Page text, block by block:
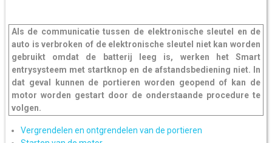
Als de communicatie tussen de elektronische sleutel en de
auto is verbroken of de elektronische sleutel niet kan worden
gebruikt omdat de batterij leeg is, werken het Smart
entrysysteem met startknop en de afstandsbediening niet. In
dat geval kunnen de portieren worden geopend of kan de
motor worden gestart door de onderstaande procedure te
volgen.
Vergrendelen en ontgrendelen van de portieren